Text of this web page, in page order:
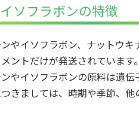
ソフラボンの特徴
やイソフラボン、ナットウ
ントだけが発送されています。
やイソフラボンの原料は遺
きましては、時期や季節、